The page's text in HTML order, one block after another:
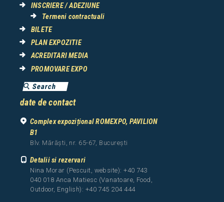
INSCRIERE / ADEZIUNE
Termeni contractuali
BILETE
PLAN EXPOZITIE
ACREDITARI MEDIA
PROMOVARE EXPO
date de contact
Complex expozițional ROMEXPO, PAVILION
B1
Blv. Mărăști, nr. 65-67, București
Detalii si rezervari
Nina Morar (Pescuit, website): +40 743
040 018 Anca Matiesc (Vanatoare, Food,
Outdoor, English): +40 745 204 444